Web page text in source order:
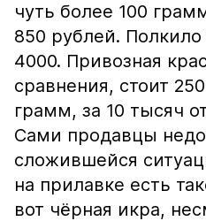
чуть более 100
850 рублей.
4000. Привозная
сравнения, стоит
грамм, за 10 тысяч
Сами продавцы
сложившейся
на прилавке есть
вот чёрная икра,